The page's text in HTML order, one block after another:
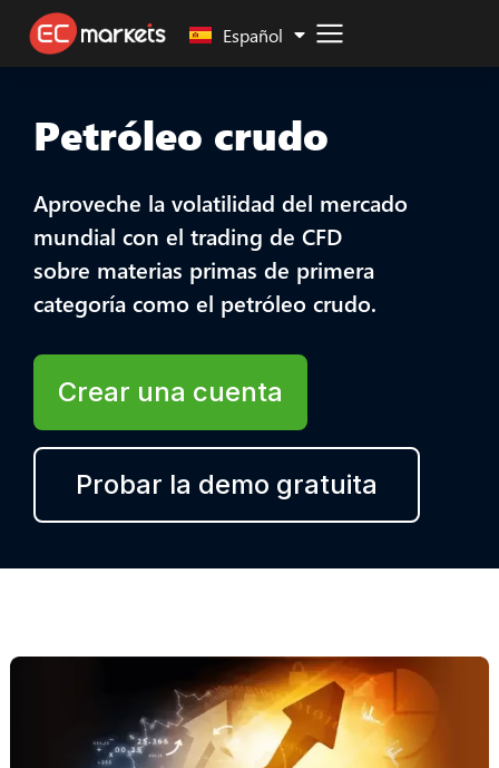
Español
Malay
Petróleo crudo
Aproveche la volatilidad del mercado
mundial con el trading de CFD
sobre materias primas de primera
categoría como el petróleo crudo.
Crear una cuenta
Probar la demo gratuita